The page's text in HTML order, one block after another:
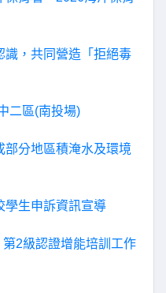
識，共同營造「拒絕毒
二區(南投場)
部分地區積淹水及環境
學生申訴資訊宣導
第2級認證增能培訓工作